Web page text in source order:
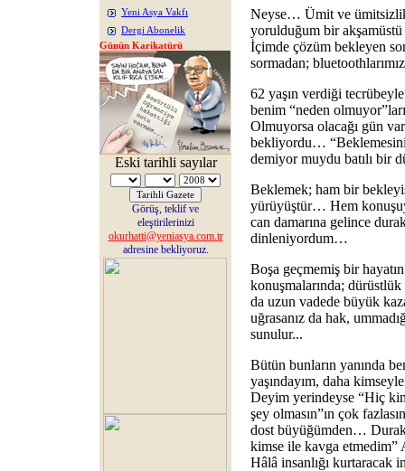
Yeni Asya Vakfı
Dergi Abonelik
Günün Karikatürü
Eski tarihli sayılar
Görüş, teklif ve
eleştirilerinizi
okurhatti@yeniasya.com.tr
adresine bekliyoruz.
Neyse… Ümit ve
yorulduğum bir
İçimde çözüm bekleyen
sormadan;
62 yaşın verdiği
benim “neden
Olmuyorsa olacağı gün
bekliyordu… “Beklemesini
demiyor muydu batılı bir
Beklemek; ham bir
yürüyüştür… Hem
can damarına gelince
dinleniyordum…
Boşa geçmemiş bir
konuşmalarında;
da uzun vadede büyük
uğrasanız da hak,
sunulur...
Bütün bunların yanında
yaşındayım, daha
Deyim yerindeyse “Hiç
şey olmasın”ın çok
dost büyüğümden…
kimse ile kavga
Hâlâ insanlığı kurtaracak